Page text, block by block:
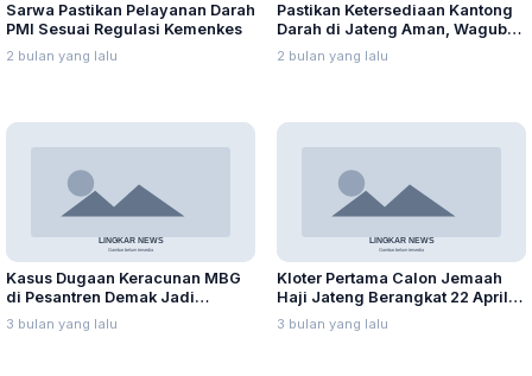
Sarwa Pastikan Pelayanan Darah
PMI Sesuai Regulasi Kemenkes
2 bulan yang lalu
Pastikan Ketersediaan Kantong
Darah di Jateng Aman, Wagub
Beri Apresiasi PMI
2 bulan yang lalu
Kasus Dugaan Keracunan MBG
di Pesantren Demak Jadi
Perhatian Serius Pemprov
3 bulan yang lalu
Kloter Pertama Calon Jemaah
Haji Jateng Berangkat 22 April,
Dibagi Embarkasi Solo dan
Yogyakarta
3 bulan yang lalu